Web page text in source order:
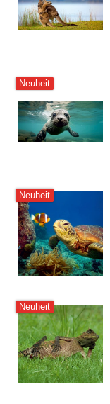
Neuheit
Neuheit
Neuheit